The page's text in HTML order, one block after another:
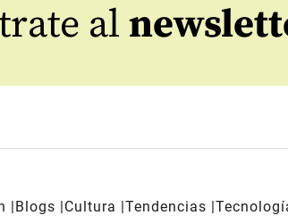
al
Blogs Cultura Tendencias